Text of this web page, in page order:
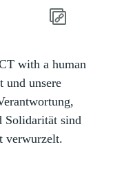
with a human
und unsere
Solidarität sind
verwurzelt.